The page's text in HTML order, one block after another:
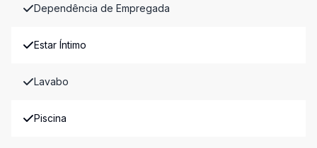
Dependência de Empregada
Estar Íntimo
Lavabo
Piscina